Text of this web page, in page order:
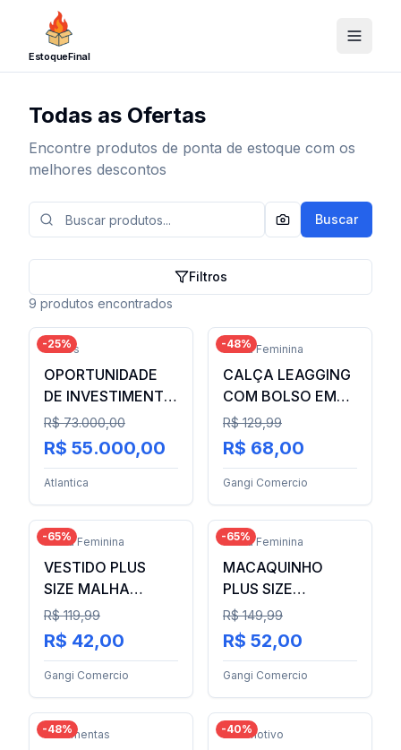
EstoqueFinal
Todas as Ofertas
Encontre produtos de ponta de estoque com os
melhores descontos
Buscar
Filtros
9 produtos encontrados
-25%
Outros
OPORTUNIDADE
DE INVESTIMENTO
– ESTOQUE
COMERCIAL
COMPLETO
R$ 73.000,00
R$ 55.000,00
Atlantica
-48%
Moda Feminina
CALÇA LEAGGING
COM BOLSO EM
SUPLEX POWER
PLUS SIZE DO 42
AO 60
R$ 129,99
R$ 68,00
Gangi Comercio
-65%
Moda Feminina
VESTIDO PLUS
SIZE MALHA
REGATÃO DO 42
AO 60
R$ 119,99
R$ 42,00
Gangi Comercio
-65%
Moda Feminina
MACAQUINHO
PLUS SIZE
FEMININO DO 42
AO 60
R$ 149,99
R$ 52,00
Gangi Comercio
-48%
Ferramentas -40%
Automotivo